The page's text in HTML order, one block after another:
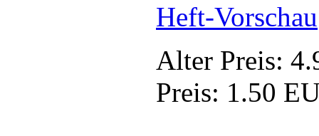
Heft-Vorschau
Alter Preis:
Preis: 1.50